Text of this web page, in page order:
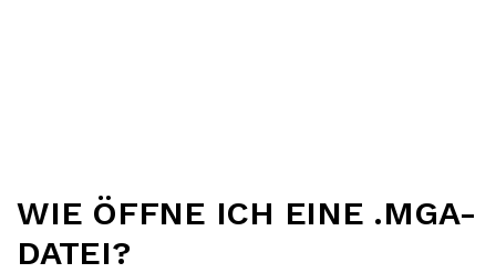
WIE ÖFFNE ICH EINE .MGA-
DATEI?